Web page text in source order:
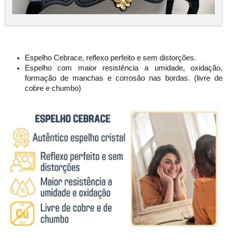
Espelho Cebrace, reflexo perfeito e sem distorções.
Espelho com maior resistência a umidade, oxidação,
formação de manchas e corrosão nas bordas. (livre de
cobre e chumbo)